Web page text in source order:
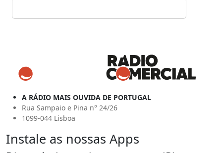
A RÁDIO MAIS OUVIDA DE PORTUGAL
Rua Sampaio e Pina n° 24/26
1099-044 Lisboa
Instale as nossas Apps